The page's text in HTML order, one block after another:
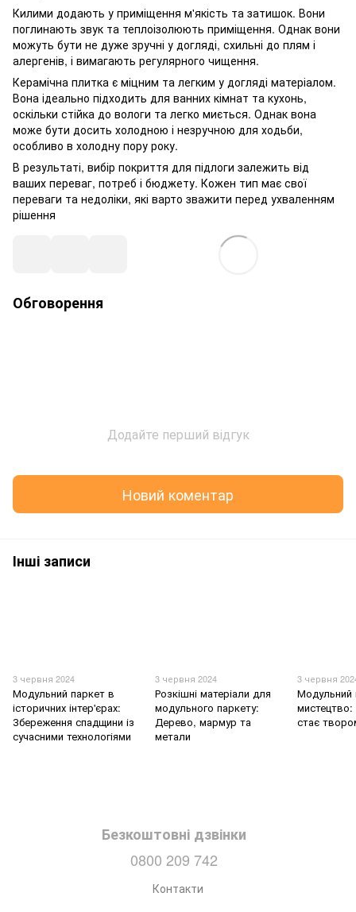
Килими додають у приміщення м'якість та затишок. Вони
поглинають звук та теплоізолюють приміщення. Однак вони
можуть бути не дуже зручні у догляді, схильні до плям і
алергенів, і вимагають регулярного чищення.
Керамічна плитка є міцним та легким у догляді матеріалом.
Вона ідеально підходить для ванних кімнат та кухонь,
оскільки стійка до вологи та легко миється. Однак вона
може бути досить холодною і незручною для ходьби,
особливо в холодну пору року.
В результаті, вибір покриття для підлоги залежить від
ваших переваг, потреб і бюджету. Кожен тип має свої
переваги та недоліки, які варто зважити перед ухваленням
рішення
Обговорення
Додайте перший відгук
Новий коментар
Інші записи
3 червня 2024
Модульний паркет в
історичних інтер'єрах:
Збереження спадщини із
сучасними технологіями
3 червня 2024
Розкішні матеріали для
модульного паркету:
Дерево, мармур та
метали
3 червня
Модульний
мистецтво:
стає
Безкоштовні дзвінки
0800 209 742
Контакти